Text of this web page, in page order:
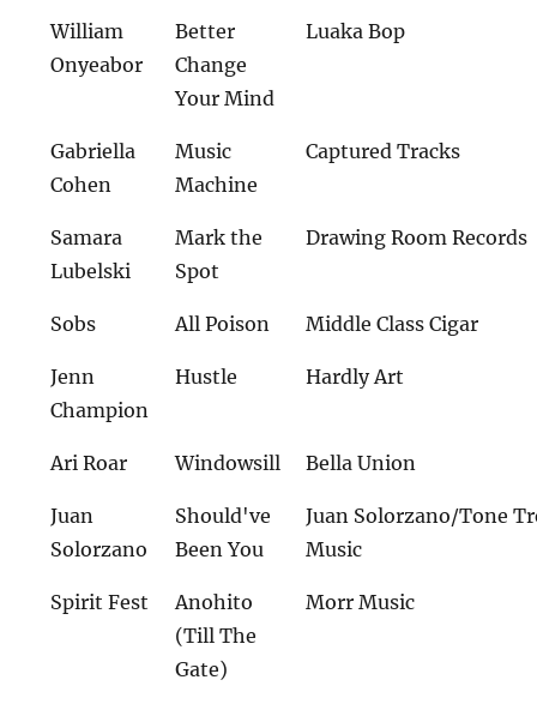
William
Onyeabor
Better
Change
Your Mind
Luaka Bop
Gabriella
Cohen
Music
Machine
Captured Tracks
Samara
Lubelski
Mark the
Spot
Drawing Room Records
Sobs All Poison Middle Class Cigar
Jenn
Champion
Hustle Hardly Art
Ari Roar Windowsill Bella Union
Juan
Solorzano
Should've
Been You
Juan Solorzano/Tone
Music
Spirit Fest
Anohito
(Till The
Gate)
Morr Music